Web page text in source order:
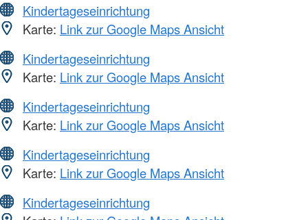
Kindertageseinrichtung
Karte: Link zur Google Maps Ansicht
Kindertageseinrichtung
Karte: Link zur Google Maps Ansicht
Kindertageseinrichtung
Karte: Link zur Google Maps Ansicht
Kindertageseinrichtung
Karte: Link zur Google Maps Ansicht
Kindertageseinrichtung